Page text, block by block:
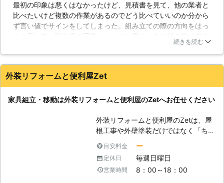
ん。しかし、もし倒れてきたら大けが
をしてしまう事もあり危険ですし、床
や壁を傷つける事もあります。1階か
ら2階への移動となると、さらに大変
です。当社では、大切な家具とお家を
傷つけないように、安全に注意して家
われても、無理は禁物です。お気軽に
当社までご連絡ください。
も、少し困難なことでも、親切丁寧を
モットーにご対応いたします！ ◆家
具の組み立て、いたします！ シンユ
ウはどんな家具でもきれいに組み立て
ウをご利用ください。 ベッドやカラ
具でもお任せください。 複雑そうな
せください。創業12年の経験豊富なス
タッフがあっという間に組み立てま
す！ その他、電球交換やペットのお
散歩などのちょっとしたお手伝いか
ら、不用品回収や引っ越し作業などに
最初の印象は悪くはなかったけど、見積書を見て、他の業者と
比べたいけど複数の作業があるのでどう比べていいのか分から
ず言い値でサインをしてしまった。組み立ての際の方向をはっ
きり示して、販売店の写真イメージも見せたのに頭の方に来る
はずの宮が足側で組み立てられていた。組み立て後に「本当に
これで合っているのか？」と聞くも、「最近のホテルなどでは
足側にコンセントがあるものが多い」「説明書通りに組み立て
た」と言い訳。翌日改めて販売店の写真を見てクレームを入れ
るも、早口で逆ギレ調に、「組み立て直すなら3月になる、返
金というなら5000円返す」と言うので、翌日組み立て直せな
その後の解体物の置き逃げ？も、電話は嫌と言っているだけで
他の方法での謝罪は一切なく、思い込みで作業をしている事が
こちらが話を遮って逆に説教をしたけど疲れました。もう二度
とこの業者は使いません。自分のブログにも証拠として顛末を
全部書き記して、見積書と請求書の中身の違いと写真も残して
続きを読む
外装リフォームと便利屋Zet
家具組立・移動は外装リフォームと便利屋のZetへお任せください
外装リフォームと便利屋のZetは、屋
根工事や外壁塗装だけではなく「ちょ
を解決する便利屋としも活躍している
会社です。 まだ設立して間もなく小
さい会社ですが、小さい会社だからこ
目安料金 ー
定休日 毎週日曜日
営業時間 8：00～18：00